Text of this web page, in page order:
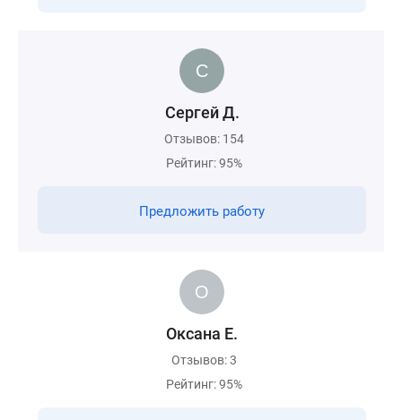
Сергей Д.
Отзывов: 154
Рейтинг: 95%
Предложить работу
Оксана Е.
Отзывов: 3
Рейтинг: 95%